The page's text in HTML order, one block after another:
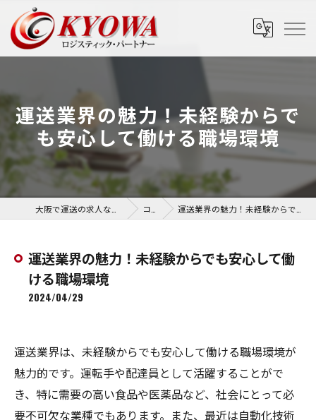
運送業界の魅力！未経験からで
も安心して働ける職場環境
コラム 運送業界の魅力！未経験からでも安心して働ける職場環境
運送業界の魅力！未経験からでも安心して働
ける職場環境
2024/04/29
運送業界は、未経験からでも安心して働ける職場環境が
魅力的です。運転手や配達員として活躍することがで
き、特に需要の高い食品や医薬品など、社会にとって必
要不可欠な業種でもあります。また、最近は自動化技術